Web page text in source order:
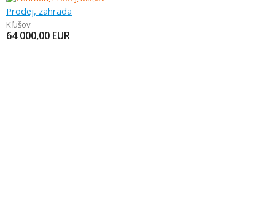
Prodej, zahrada
Kľušov
64 000,00 EUR